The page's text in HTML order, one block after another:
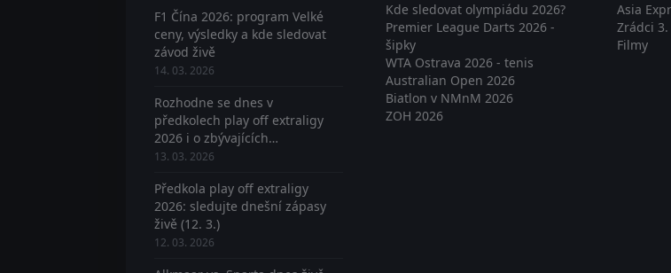
F1 Čína 2026: program Velké
ceny, výsledky a kde sledovat
závod živě
14. 03. 2026
Rozhodne se dnes v
předkolech play off extraligy
2026 i o zbývajících
postupujících? Sledujte živě
13. 03. 2026
Předkola play off extraligy
2026: sledujte dnešní zápasy
živě (12. 3.)
12. 03. 2026
Kde sledovat olympiádu 2026?
Premier League Darts 2026 -
šipky
WTA Ostrava 2026 - tenis
Australian Open 2026
Biatlon v NMnM 2026
ZOH 2026
Asia
Zrádci
Filmy